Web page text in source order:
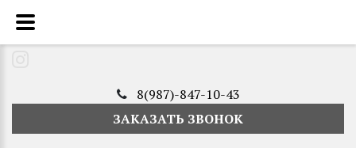
8(987)-847-10-43
ЗАКАЗАТЬ ЗВОНОК